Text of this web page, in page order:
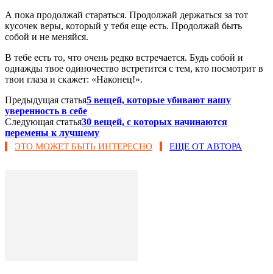
А пока продолжай стараться. Продолжай держаться за тот
кусочек веры, который у тебя еще есть. Продолжай быть
собой и не меняйся.
В тебе есть то, что очень редко встречается. Будь собой и
однажды твое одиночество встретится с тем, кто посмотрит в
твои глаза и скажет: «Наконец!».
Предыдущая статья5 вещей, которые убивают нашу
уверенность в себе
Следующая статья30 вещей, с которых начинаются
перемены к лучшему
ЭТО МОЖЕТ БЫТЬ ИНТЕРЕСНО ЕЩЕ ОТ АВТОРА